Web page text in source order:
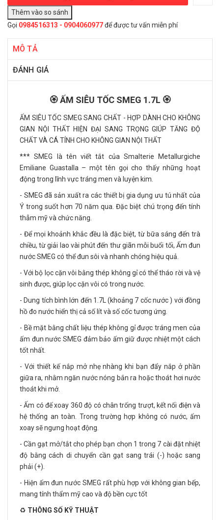
Gọi 0984516313 - 0904060977để được tư vấn miễn phí
MÔ TẢ
ĐÁNH GIÁ
🏵️ ẤM SIÊU TỐC SMEG 1.7L 🏵️
ẤM SIÊU TỐC SMEG SANG CHẤT - HỢP DÀNH CHO KHÔNG
GIAN NỘI THẤT HIỆN ĐẠI SANG TRỌNG GIÚP TĂNG ĐỘ
CHẤT VÀ CÁ TÍNH CHO KHÔNG GIAN NỘI THẤT
*** SMEG là tên viết tắt của Smalterie Metallurgiche
Emiliane Guastalla – một tên gọi cho thấy những hoạt
động trong lĩnh vực tráng men và luyện kim.
- SMEG đã sản xuất ra các thiết bị gia dụng ưu tú nhất của
Ý trong suốt hơn 70 năm qua. Đặc biệt chú trọng đến tính
thẫm mỹ và chức năng.
- Để mọi khoảnh khắc đều là đặc biệt, từ bữa sáng đến trà
chiều, từ giải lao vài phút đến thư giãn mỗi buổi tối, Ấm đun
nước SMEG có thể đun sôi và nhanh chóng hiệu quả.
- Với bộ lọc cặn vôi bằng thép không gỉ có thể tháo rời và vệ
sinh được, giúp lọc cặn vôi có trong nước.
- Dung tích bình lớn đến 1.7L (khoảng 7 cốc nước ) với đồng
hồ đo nước hiển thị cả số lít và số cốc tương ứng.
- Bề mặt bằng chất liệu thép không gỉ được tráng men của
ấm đun nước SMEG đảm bảo ấm giữ được nhiệt một cách
tốt nhất.
- Với thiết kế nắp mở nhẹ nhàng khi bạn đẩy nắp ở phần
giữa ra, nhằm ngăn nước nóng bắn ra hoặc thoát hơi nước
thoát khi mở.
- Ấm có đế xoay 360 độ có chân trống trượt, kết nối điện và
hệ thống an toàn. Trong trường hợp không có nước, ấm
xoay sẽ ngưng hoạt động.
- Cần gạt mở/tắt cho phép bạn chọn 1 trong 7 cài đặt nhiệt
độ bằng cách di chuyển cần gạt sang trái (-) hoặc sang
phải (+).
- Hiện ấm đun nước SMEG rất phù hợp với không gian bếp,
mang tính thẩm mỹ cao và độ bền cực tốt
♻️ THÔNG SỐ KỸ THUẬT